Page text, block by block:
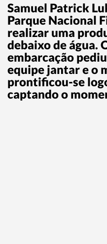
Samuel Patrick
Parque Nacional
realizar uma
debaixo de água.
embarcação
equipe jantar e o
prontificou-se
captando o